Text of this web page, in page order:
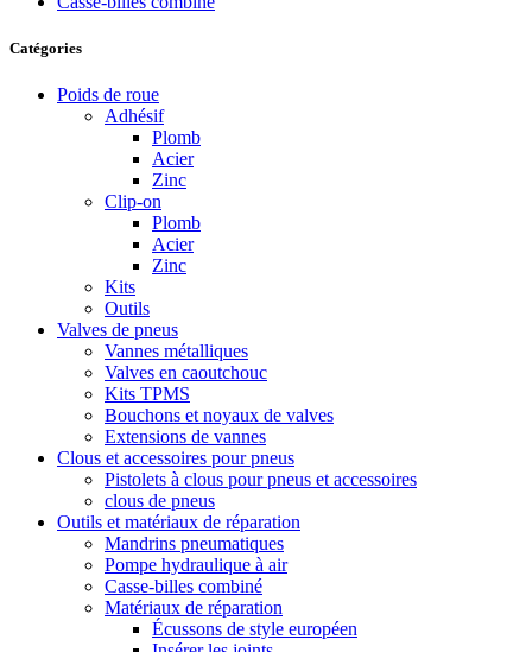
Catégories
Poids de roue
Adhésif
Plomb
Acier
Zinc
Clip-on
Plomb
Acier
Zinc
Kits
Outils
Valves de pneus
Vannes métalliques
Valves en caoutchouc
Kits TPMS
Bouchons et noyaux de valves
Extensions de vannes
Clous et accessoires pour pneus
Pistolets à clous pour pneus et accessoires
clous de pneus
Outils et matériaux de réparation
Mandrins pneumatiques
Pompe hydraulique à air
Casse-billes combiné
Matériaux de réparation
Écussons de style européen